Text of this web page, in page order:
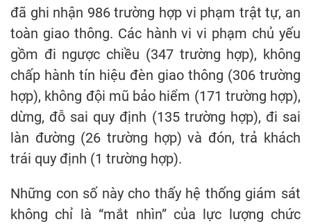
đã ghi nhận 986 trường hợp vi phạm trật tự, an
toàn giao thông. Các hành vi vi phạm chủ yếu
gồm đi ngược chiều (347 trường hợp), không
chấp hành tín hiệu đèn giao thông (306 trường
hợp), không đội mũ bảo hiểm (171 trường hợp),
dừng, đỗ sai quy định (135 trường hợp), đi sai
làn đường (26 trường hợp) và đón, trả khách
trái quy định (1 trường hợp).
Những con số này cho thấy hệ thống giám sát
không chỉ là “mắt nhìn” của lực lượng chức